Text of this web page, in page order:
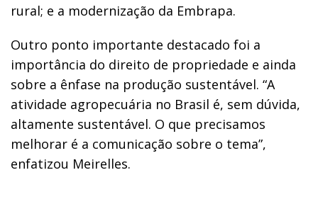
rural; e a modernização da Embrapa.
Outro ponto importante destacado foi a
importância do direito de propriedade e ainda
sobre a ênfase na produção sustentável. “A
atividade agropecuária no Brasil é, sem dúvida,
altamente sustentável. O que precisamos
melhorar é a comunicação sobre o tema”,
enfatizou Meirelles.